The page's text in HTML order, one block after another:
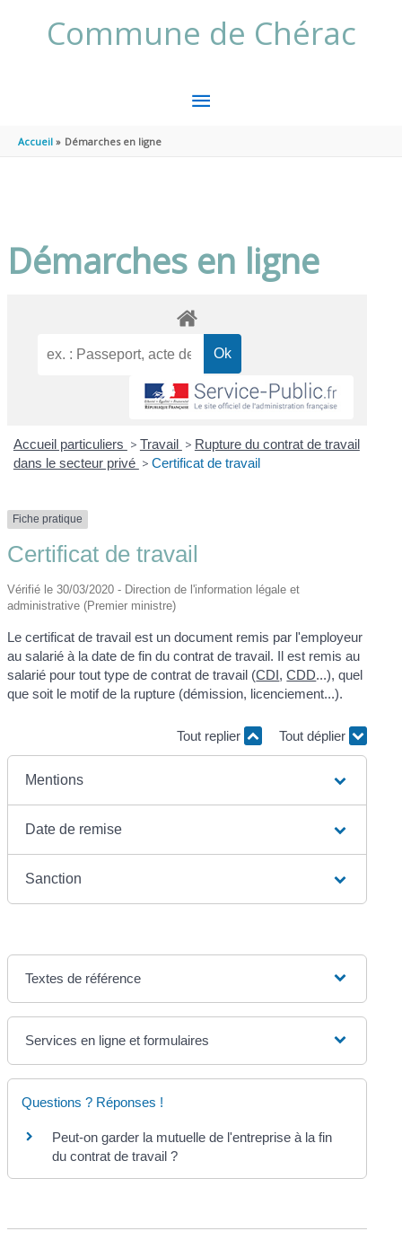
Commune de Chérac
MENU
Accueil Démarches en ligne
Démarches en ligne
Accueil particuliers > Travail > Rupture du contrat de travail
dans le secteur privé > Certificat de travail
Fiche pratique
Certificat de travail
Vérifié le 30/03/2020 - Direction de l'information légale et
administrative (Premier ministre)
Le certificat de travail est un document remis par l'employeur
au salarié à la date de fin du contrat de travail. Il est remis au
salarié pour tout type de contrat de travail (CDI,CDD...), quel
que soit le motif de la rupture (démission, licenciement...).
Tout replier Tout déplier
Mentions
Date de remise
Sanction
Textes de référence
Services en ligne et formulaires
Questions ? Réponses !
Peut-on garder la mutuelle de l'entreprise à la fin
du contrat de travail ?